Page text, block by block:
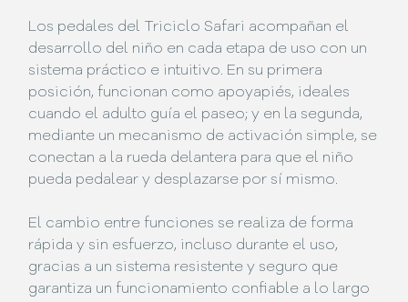
Los pedales del Triciclo Safari acompañan el
desarrollo del niño en cada etapa de uso con un
sistema práctico e intuitivo. En su primera
posición, funcionan como apoyapiés, ideales
cuando el adulto guía el paseo; y en la segunda,
mediante un mecanismo de activación simple, se
conectan a la rueda delantera para que el niño
pueda pedalear y desplazarse por sí mismo.
El cambio entre funciones se realiza de forma
rápida y sin esfuerzo, incluso durante el uso,
gracias a un sistema resistente y seguro que
garantiza un funcionamiento confiable a lo largo